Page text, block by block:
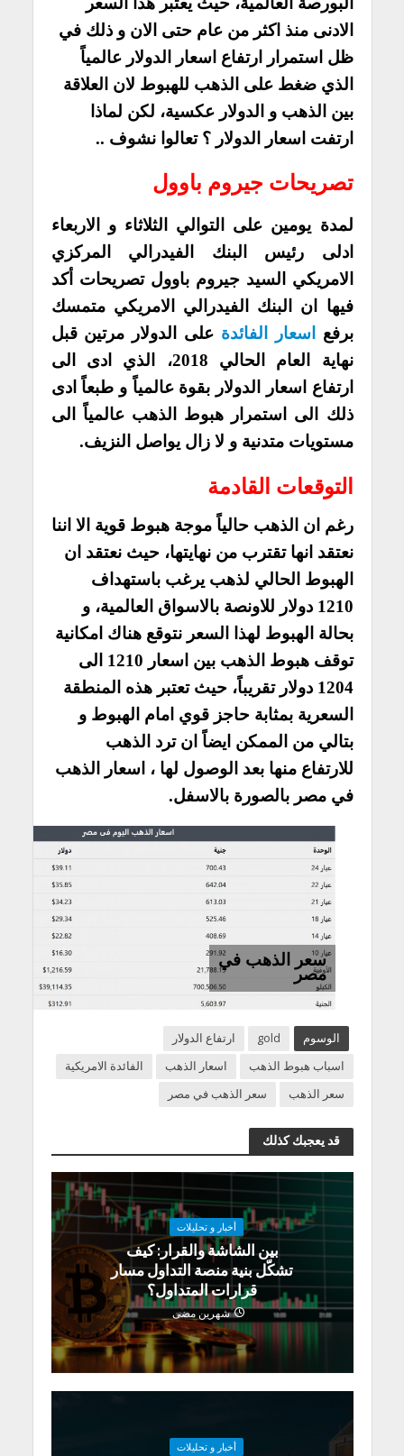
الادنى منذ اكثر من عام حتى الان و ذلك في
ظل استمرار ارتفاع اسعار الدولار عالمياً
الذي ضغط على الذهب للهبوط لان العلاقة
بين الذهب و الدولار عكسية، لكن لماذا
ارتفت اسعار الدولار ؟ تعالوا نشوف ..
تصريحات جيروم باوول
لمدة يومين على التوالي الثلاثاء و الاربعاء
ادلى رئيس البنك الفيدرالي المركزي
الامريكي السيد جيروم باوول تصريحات أكد
فيها ان البنك الفيدرالي الامريكي متمسك
برفع
اسعار الفائدة على الدولار مرتين قبل
نهاية العام الحالي 2018، الذي ادى الى
ارتفاع اسعار الدولار بقوة عالمياً و طبعاً ادى
ذلك الى استمرار هبوط الذهب عالمياً الى
مستويات متدنية و لا زال يواصل النزيف.
التوقعات القادمة
رغم ان الذهب حالياً موجة هبوط قوية الا اننا
نعتقد انها تقترب من نهايتها، حيث نعتقد ان
الهبوط الحالي لذهب يرغب باستهداف
1210 دولار للاونصة بالاسواق العالمية، و
بحالة الهبوط لهذا السعر نتوقع هناك امكانية
توقف هبوط الذهب بين اسعار 1210 الى
1204 دولار تقريباً، حيث تعتبر هذه المنطقة
السعرية بمثابة حاجز قوي امام الهبوط و
بتالي من الممكن ايضاً ان ترد الذهب
للارتفاع منها بعد الوصول لها ، اسعار الذهب
في مصر بالصورة بالاسفل.
سعر الذهب في
مصر
الوسوم gold
ارتفاع الدولار
اسباب هبوط الذهب
اسعار الذهب
الفائدة الامريكية
سعر الذهب
سعر الذهب في مصر
قد يعجبك كذلك
أخبار و تحليلات
بين الشاشة والقرار: كيف
تشكّل بنية منصة التداول مسار
قرارات المتداول؟
شهرين مضى
أخبار و تحليلات